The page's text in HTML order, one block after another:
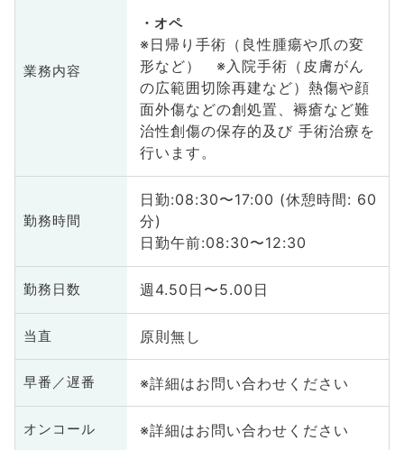
業務内容
オペ
※日帰り手術（良性腫瘍や爪の変
形など） ※入院手術（皮膚がん
の広範囲切除再建など）熱傷や顔
面外傷などの創処置、褥瘡など難
治性創傷の保存的及び 手術治療を
行います。
勤務時間
日勤:08:30〜17:00 (休憩時間: 60
分)
日勤午前:08:30〜12:30
勤務日数 週4.50日〜5.00日
当直 原則無し
早番／遅番 ※詳細はお問い合わせください
オンコール ※詳細はお問い合わせください